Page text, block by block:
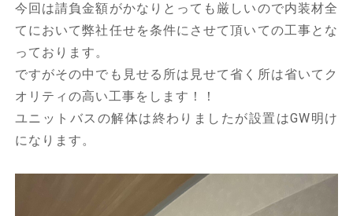
今回は請負金額がかなりとっても厳しいので内装材全
てにおいて弊社任せを条件にさせて頂いての工事とな
っております。
ですがその中でも見せる所は見せて省く所は省いてク
オリティの高い工事をします！！
ユニットバスの解体は終わりましたが設置はGW明け
になります。